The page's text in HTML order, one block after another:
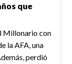
que
Millonario con
la AFA, una
perdió